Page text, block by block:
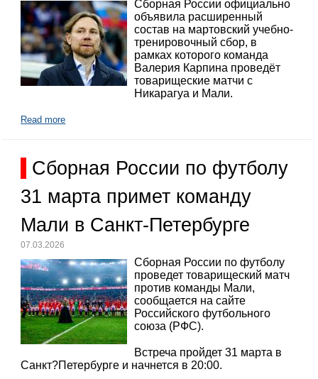
Сборная России официально
объявила расширенный
состав на мартовский учебно-
тренировочный сбор, в
рамках которого команда
Валерия Карпина проведёт
товарищеские матчи с
Никарагуа и Мали.
Read more
Сборная России по футболу
31 марта примет команду
Мали в Санкт-Петербурге
07.03.2026
Сборная России по футболу
проведет товарищеский матч
против команды Мали,
сообщается на сайте
Российского футбольного
союза (РФС).
Встреча пройдет 31 марта в
Санкт?Петербурге и начнется в 20:00.